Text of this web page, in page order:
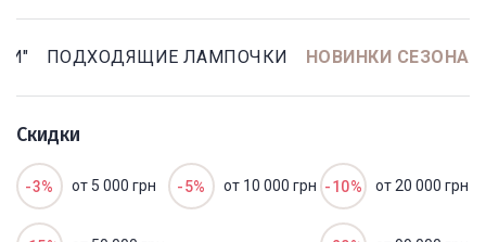
ПОДХОДЯЩИЕ ЛАМПОЧКИ НОВИНКИ СЕЗОНА
Скидки
-3% от 5 000 грн -5% от 10 000 грн -10% от 20 000 грн